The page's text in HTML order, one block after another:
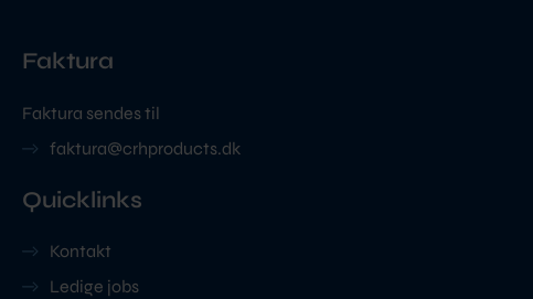
Faktura
Faktura sendes til
faktura@crhproducts.dk
Quicklinks
Kontakt
Ledige jobs